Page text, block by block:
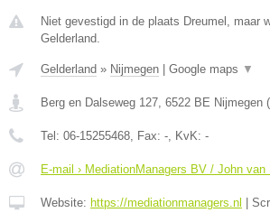
Niet gevestigd in de plaats Dreumel, maar
Gelderland.
Gelderland » Nijmegen Google maps ▼
Berg en Dalseweg 127 6522 BE Nijmegen (
Tel: 06-15255468 , Fax: - , KvK: -
E-mail › MediationManagers BV / John van
Website: https://mediationmanagers.nl